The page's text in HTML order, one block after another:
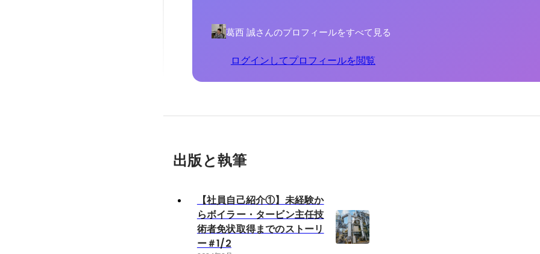
葛西 誠さんのプロフィールをすべて見る
ログインしてプロフィールを閲覧
出版と執筆
【社員自己紹介①】未経験か
らボイラー・タービン主任技
術者免状取得までのストーリ
ー＃1/2